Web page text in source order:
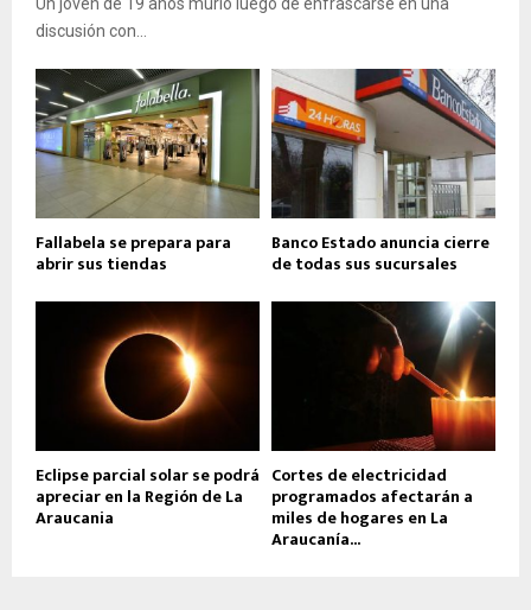
Un joven de 19 años murió luego de enfrascarse en una
discusión con...
Fallabela se prepara para
abrir sus tiendas
Banco Estado anuncia cierre
de todas sus sucursales
Eclipse parcial solar se podrá
apreciar en la Región de La
Araucania
Cortes de electricidad
programados afectarán a
miles de hogares en La
Araucanía...